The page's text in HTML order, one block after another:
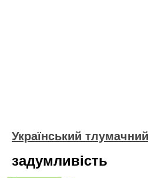
Український
задумливість